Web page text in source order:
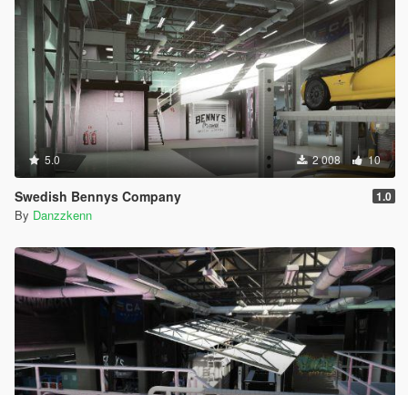
5.0 2 008 10
Swedish Bennys Company 1.0
By Danzzkenn